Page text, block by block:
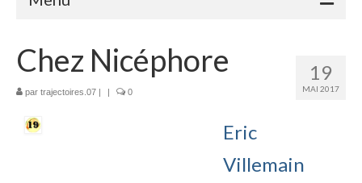
Adhérents 19
MAI 2017
Chez Nicéphore
par trajectoires.07 | | 0
Eric
Villemain